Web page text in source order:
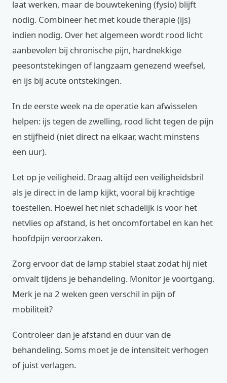
laat werken, maar de bouwtekening (fysio) blijft
nodig. Combineer het met koude therapie (ijs)
indien nodig. Over het algemeen wordt rood licht
aanbevolen bij chronische pijn, hardnekkige
peesontstekingen of langzaam genezend weefsel,
en ijs bij acute ontstekingen.
In de eerste week na de operatie kan afwisselen
helpen: ijs tegen de zwelling, rood licht tegen de pijn
en stijfheid (niet direct na elkaar, wacht minstens
een uur).
Let op je veiligheid. Draag altijd een veiligheidsbril
als je direct in de lamp kijkt, vooral bij krachtige
toestellen. Hoewel het niet schadelijk is voor het
netvlies op afstand, is het oncomfortabel en kan het
hoofdpijn veroorzaken.
Zorg ervoor dat de lamp stabiel staat zodat hij niet
omvalt tijdens je behandeling. Monitor je voortgang.
Merk je na 2 weken geen verschil in pijn of
mobiliteit?
Controleer dan je afstand en duur van de
behandeling. Soms moet je de intensiteit verhogen
of juist verlagen.